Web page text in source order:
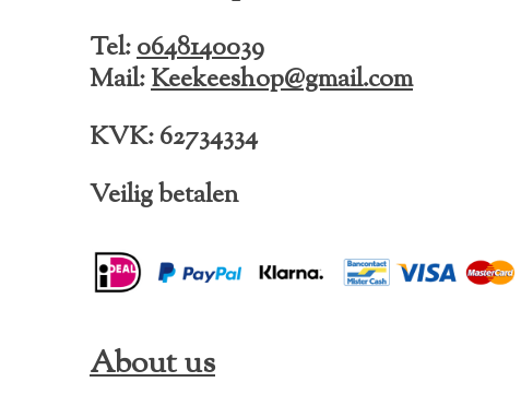
o
k
r
a
m
Tel:0648140039
Mail:Keekeeshop@gmail.com
KVK: 62734334
Veilig betalen
About us